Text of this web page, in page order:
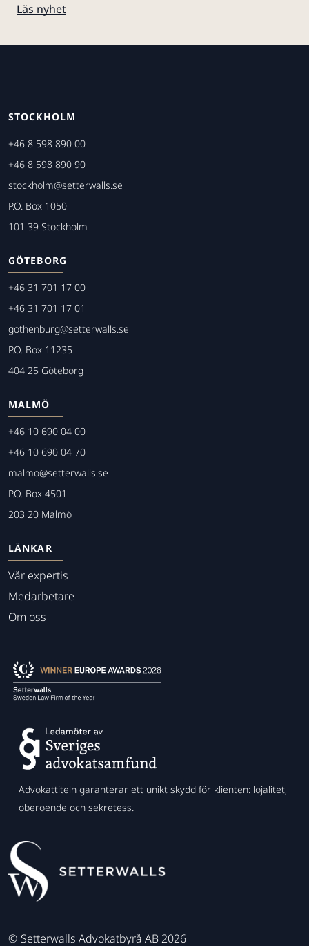
Läs nyhet
STOCKHOLM
+46 8 598 890 00
+46 8 598 890 90
stockholm@setterwalls.se
P.O. Box 1050
101 39 Stockholm
GÖTEBORG
+46 31 701 17 00
+46 31 701 17 01
gothenburg@setterwalls.se
P.O. Box 11235
404 25 Göteborg
MALMÖ
+46 10 690 04 00
+46 10 690 04 70
malmo@setterwalls.se
P.O. Box 4501
203 20 Malmö
LÄNKAR
Vår expertis
Medarbetare
Om oss
Advokattiteln garanterar ett unikt skydd för klienten: lojalitet,
oberoende och sekretess.
© Setterwalls Advokatbyrå AB 2026